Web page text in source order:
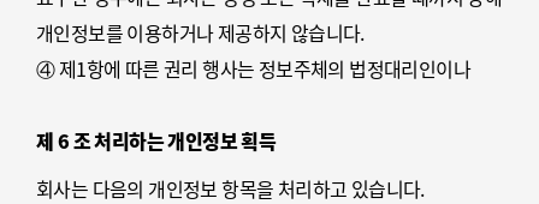
개인정보를 이용하거나 제공하지 않습니다.
④ 제1항에 따른 권리 행사는 정보주체의 법정대리인이나
개인정보 보호법 시행규칙 별지 제11호 서식에 따른 위임장을
제출하셔야 합니다.
제 6 조 처리하는 개인정보 획득
회사는 다음의 개인정보 항목을 처리하고 있습니다.